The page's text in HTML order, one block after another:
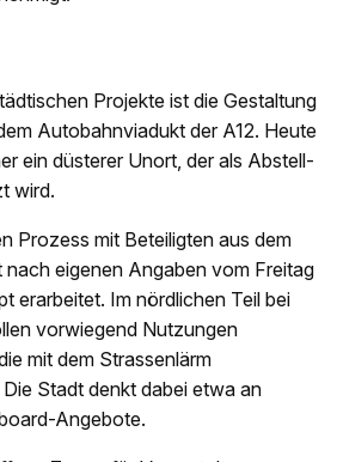
Projekte ist die Gestaltung
Autobahnviadukt der A12. Heute
ein düsterer Unort, der als Abstell-
wird.
Prozess mit Beteiligten aus dem
nach eigenen Angaben vom Freitag
erarbeitet. Im nördlichen Teil bei
vorwiegend Nutzungen
mit dem Strassenlärm
Stadt denkt dabei etwa an
Angebote.